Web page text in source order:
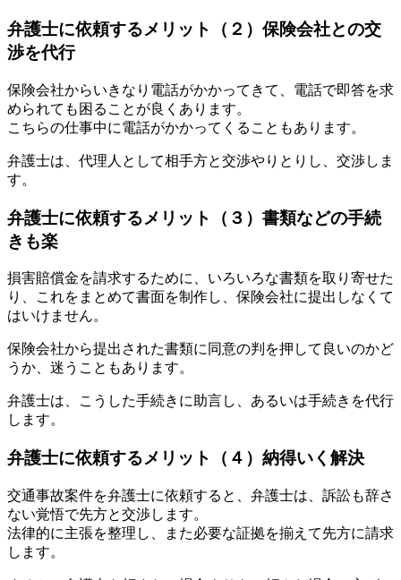
弁護士に依頼するメリット（２）保険会社との交
渉を代行
保険会社からいきなり電話がかかってきて、電話で即答を求
められても困ることが良くあります。
こちらの仕事中に電話がかかってくることもあります。
弁護士は、代理人として相手方と交渉やりとりし、交渉しま
す。
弁護士に依頼するメリット（３）書類などの手続
きも楽
損害賠償金を請求するために、いろいろな書類を取り寄せた
り、これをまとめて書面を制作し、保険会社に提出しなくて
はいけません。
保険会社から提出された書類に同意の判を押して良いのかど
うか、迷うこともあります。
弁護士は、こうした手続きに助言し、あるいは手続きを代行
します。
弁護士に依頼するメリット（４）納得いく解決
交通事故案件を弁護士に依頼すると、弁護士は、訴訟も辞さ
ない覚悟で先方と交渉します。
法律的に主張を整理し、また必要な証拠を揃えて先方に請求
します。